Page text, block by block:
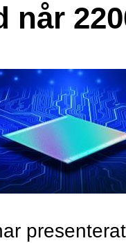
når
presenterat